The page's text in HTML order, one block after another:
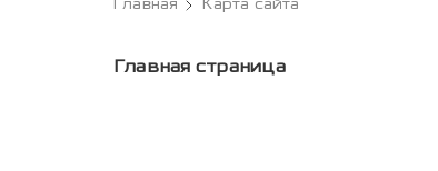
Главная Карта сайта
Главная страница